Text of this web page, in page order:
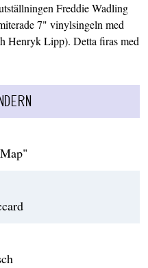
Freddie Wadling
7" vinylsingeln med
Henryk Lipp). Detta firas med